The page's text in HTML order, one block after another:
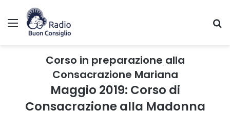
Menu
Corso in preparazione alla
Consacrazione Mariana
Maggio 2019: Corso di
Consacrazione alla Madonna